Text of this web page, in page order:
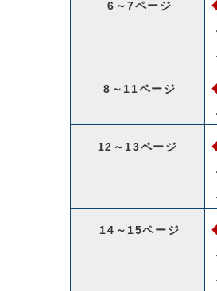
6～7ページ
8～11ページ
12～13ページ
14～15ページ